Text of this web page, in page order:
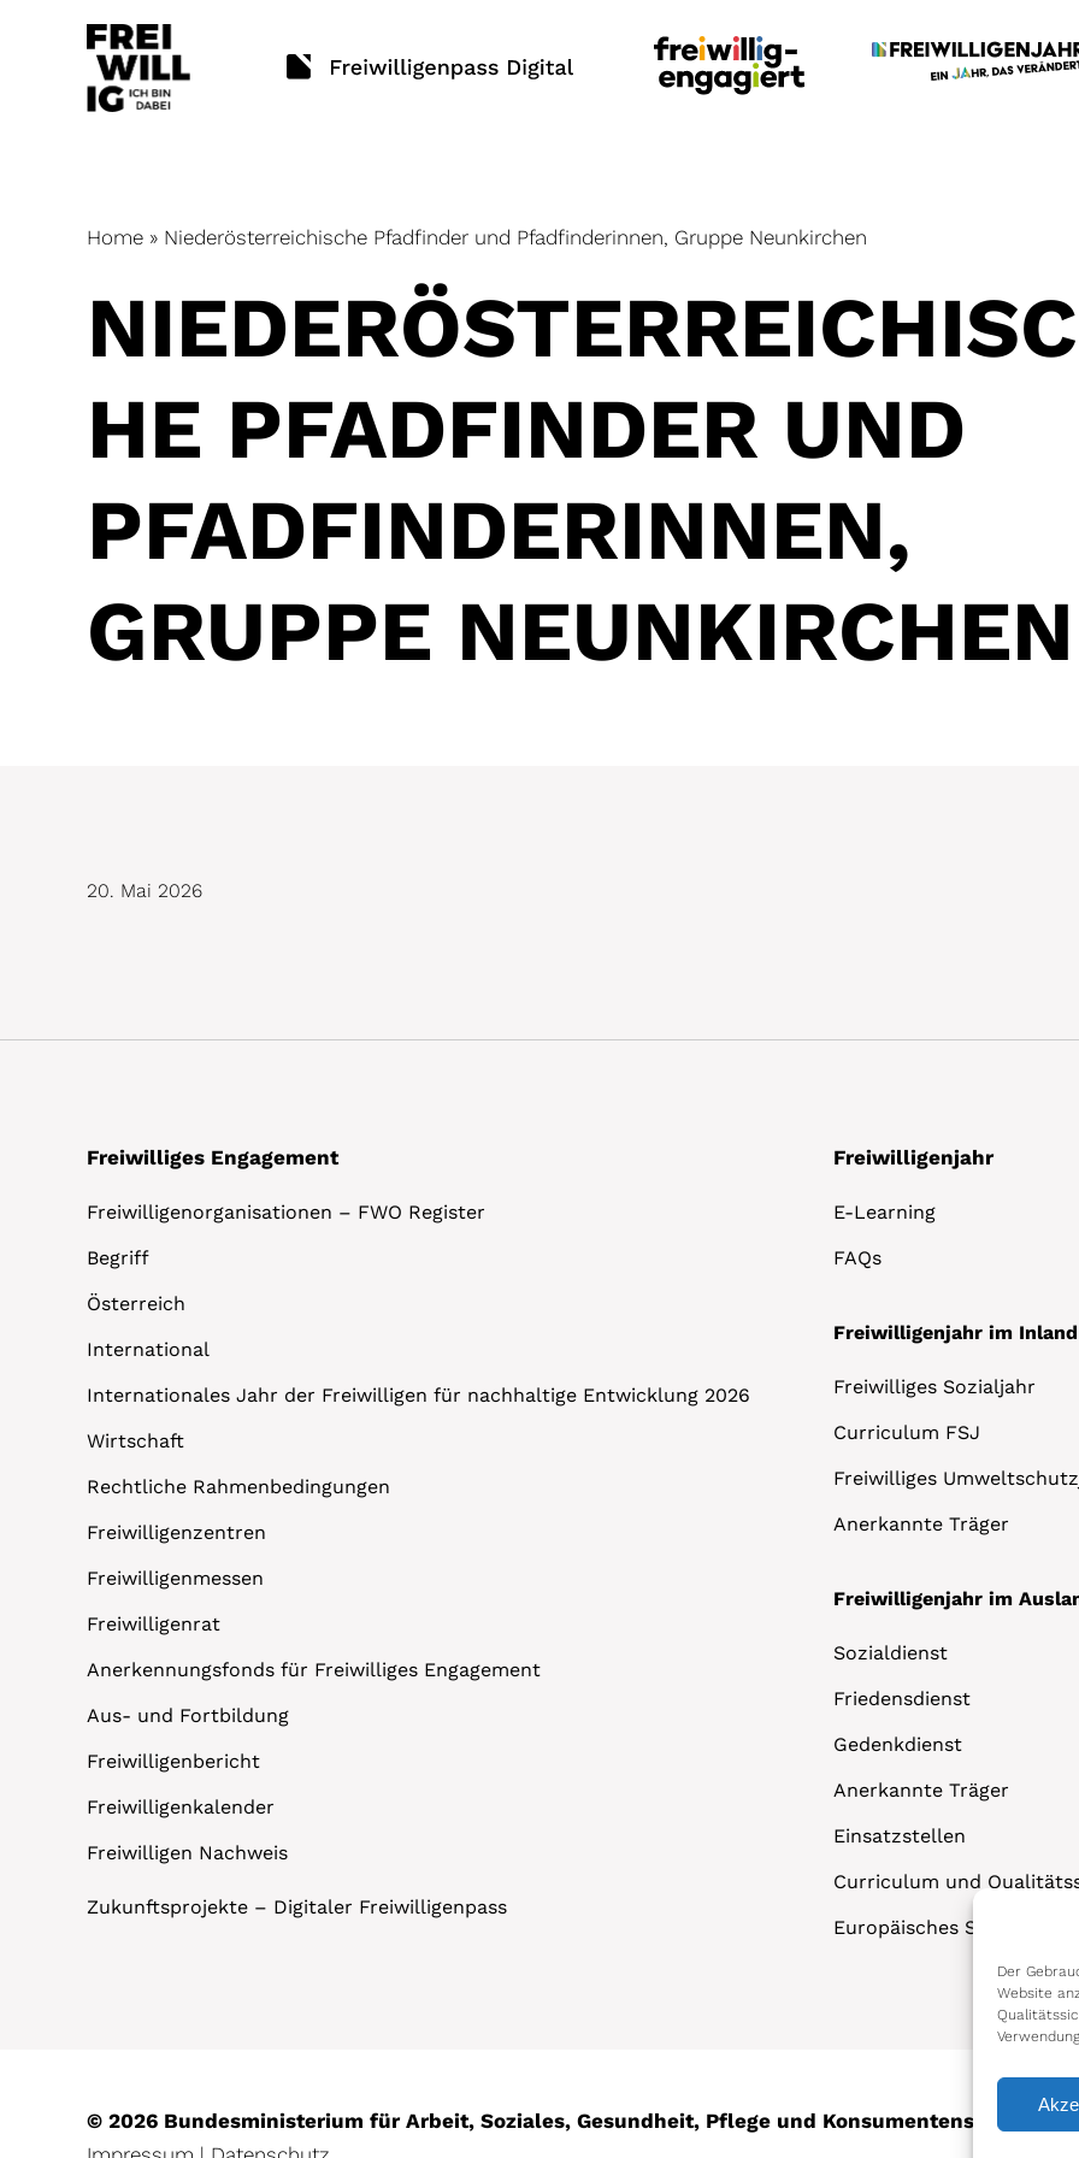
Der
Website
Home » Niederösterreichische Pfadfinder und Pfadfinderinnen, Gruppe Neunkirchen
NIEDERÖSTERREICHISC
HE PFADFINDER UND
PFADFINDERINNEN,
GRUPPE NEUNKIRCHEN
20. Mai 2026
Freiwilliges Engagement
Freiwilligenorganisationen – FWO Register
Begriff
Österreich
International
Internationales Jahr der Freiwilligen für nachhaltige Entwicklung 2026
Wirtschaft
Rechtliche Rahmenbedingungen
Freiwilligenzentren
Freiwilligenmessen
Freiwilligenrat
Anerkennungsfonds für Freiwilliges Engagement
Aus- und Fortbildung
Freiwilligenbericht
Freiwilligenkalender
Freiwilligen Nachweis
Zukunftsprojekte – Digitaler Freiwilligenpass
Freiwilligenjahr
E-Learning
FAQs
Freiwilligenjahr im Inland
Freiwilliges Sozialjahr
Curriculum FSJ
Freiwilliges
Anerkannte Träger
Freiwilligenjahr im
Sozialdienst
Friedensdienst
Gedenkdienst
Anerkannte Träger
Einsatzstellen
Curriculum und
Europäisches
© 2026 Bundesministerium für Arbeit, Soziales, Gesundheit, Pflege und Konsumentenschutz